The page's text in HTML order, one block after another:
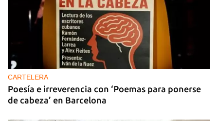
CARTELERA
Poesía e irreverencia con ‘Poemas para ponerse
de cabeza’ en Barcelona